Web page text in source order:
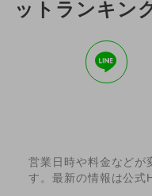
ットランキン
営業日時や料金などが
す。最新の情報は公式